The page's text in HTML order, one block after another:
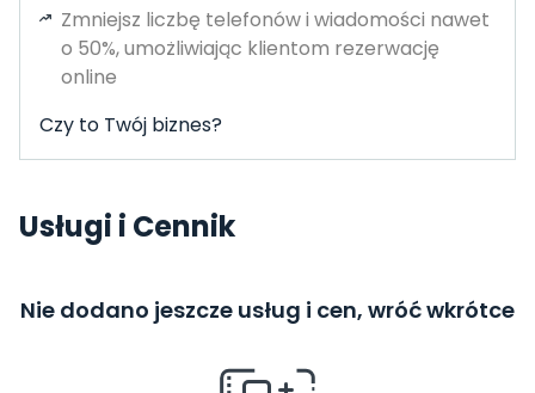
Zmniejsz liczbę telefonów i wiadomości nawet
o 50%, umożliwiając klientom rezerwację
online
Czy to Twój biznes?
Usługi i Cennik
Nie dodano jeszcze usług i cen, wróć wkrótce